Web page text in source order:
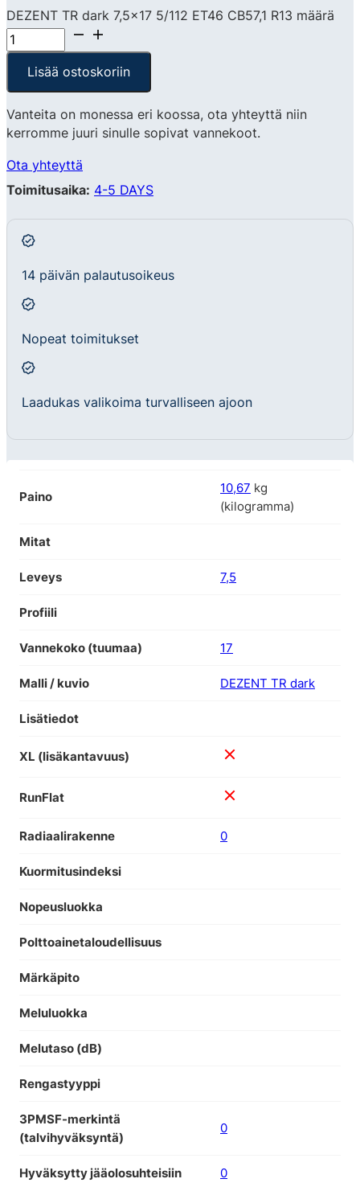
DEZENT TR dark 7,5x17 5/112 ET46 CB57,1 R13 määrä
Lisää ostoskoriin
Vanteita on monessa eri koossa, ota yhteyttä niin
kerromme juuri sinulle sopivat vannekoot.
Ota yhteyttä
Toimitusaika: 4-5 DAYS
14 päivän palautusoikeus
Nopeat toimitukset
Laadukas valikoima turvalliseen ajoon
Paino
10,67 kg
(kilogramma)
Mitat
Leveys 7,5
Profiili
Vannekoko (tuumaa) 17
Malli / kuvio DEZENT TR dark
Lisätiedot
XL (lisäkantavuus)
RunFlat
Radiaalirakenne 0
Kuormitusindeksi
Nopeusluokka
Polttoainetaloudellisuus
Märkäpito
Meluluokka
Melutaso (dB)
Rengastyyppi
3PMSF-merkintä
(talvihyväksyntä)
0
Hyväksytty jääolosuhteisiin 0